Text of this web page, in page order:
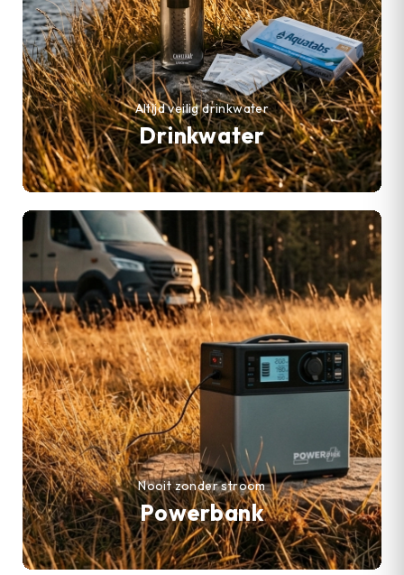
Drinkwater
Altijd veilig drinkwater
Powerbank
Nooit zonder stroom